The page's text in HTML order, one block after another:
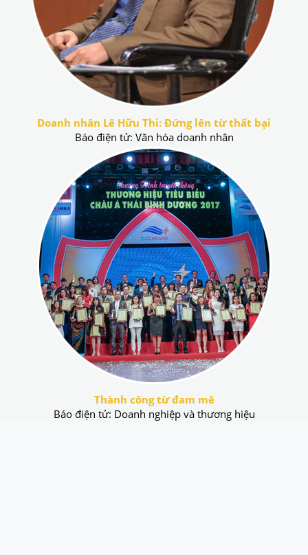
Doanh nhân Lê Hữu Thi: Đứng lên từ thất bại
Báo điện tử: Văn hóa doanh nhân
Thành công từ đam mê
Báo điện tử: Doanh nghiệp và thương hiệu